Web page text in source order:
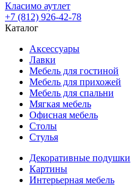
Класимо аутлет
+7 (812) 926-42-78
Каталог
Аксессуары
Лавки
Мебель для гостиной
Мебель для прихожей
Мебель для спальни
Мягкая мебель
Офисная мебель
Столы
Стулья
Декоративные подушки
Картины
Интерьерная мебель